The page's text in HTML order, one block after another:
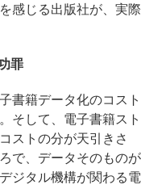
感じる出版社が、実際
罪
書籍データ化のコスト
そして、電子書籍スト
ストの分が天引きさ
で、データそのものが
ジタル機構が関わる電